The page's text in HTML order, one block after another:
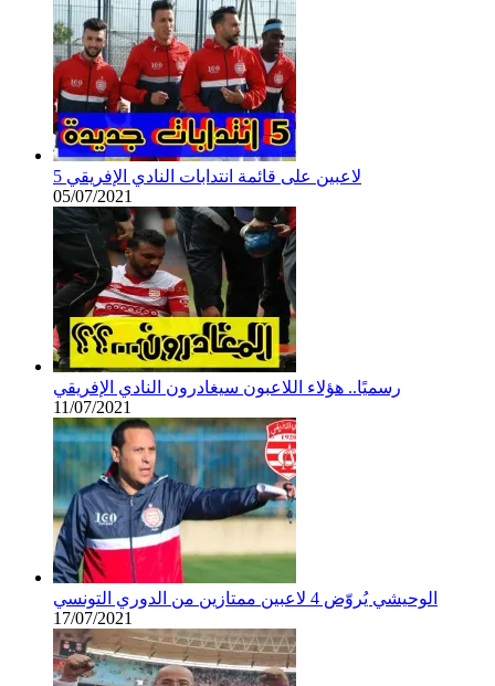
5 لاعبين على قائمة انتدابات النادي الإفريقي
05/07/2021
رسميًا.. هؤلاء اللاعبون سيغادرون النادي الإفريقي
11/07/2021
الوحيشي يُروّض 4 لاعبين ممتازين من الدوري التونسي
17/07/2021